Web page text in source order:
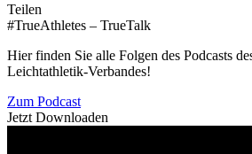
Teilen
#TrueAthletes – TrueTalk
Hier finden Sie alle Folgen des Podcasts
Leichtathletik-Verbandes!
Zum Podcast
Jetzt Downloaden